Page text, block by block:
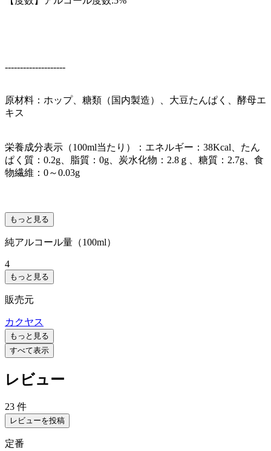
--------------------
原材料：ホップ、糖類（国内製造）、大豆たんぱく、酵母エ
キス
栄養成分表示（100ml当たり）：エネルギー：38Kcal、たん
ぱく質：0.2g、脂質：0g、炭水化物：2.8ｇ、糖質：2.7g、食
物繊維：0～0.03g
もっと見る
純アルコール量（100ml）
4
もっと見る
販売元
カクヤス
もっと見る
すべて表示
レビュー
23 件
レビューを投稿
定番